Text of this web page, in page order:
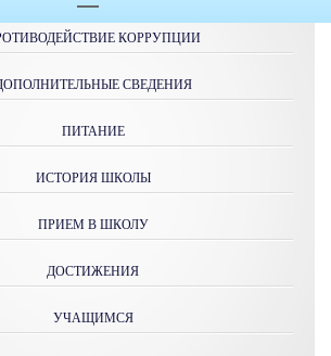
КОРРУПЦИИ
СВЕДЕНИЯ
ПИТАНИЕ
ИСТОРИЯ ШКОЛЫ
ПРИЕМ В ШКОЛУ
ДОСТИЖЕНИЯ
УЧАЩИМСЯ